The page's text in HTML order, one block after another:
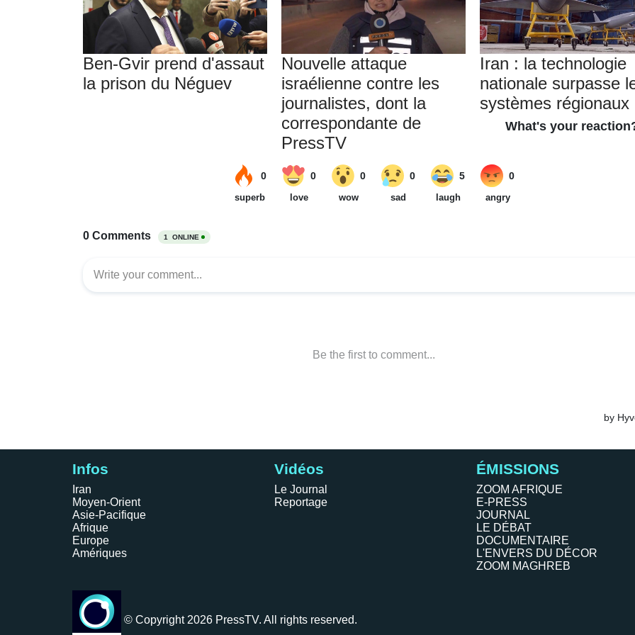
Ben-Gvir prend d'assaut
la prison du Néguev
Nouvelle attaque
israélienne contre les
journalistes, dont la
correspondante de
PressTV
Iran : la technologie
nationale surpasse
systèmes régionaux
Infos
Iran
Moyen-Orient
Asie-Pacifique
Afrique
Europe
Amériques
Vidéos
Le Journal
Reportage
ÉMISSIONS
ZOOM AFRIQUE
E-PRESS
JOURNAL
LE DÉBAT
DOCUMENTAIRE
L'ENVERS DU DÉCOR
ZOOM MAGHREB
© Copyright 2026 PressTV. All rights reserved.